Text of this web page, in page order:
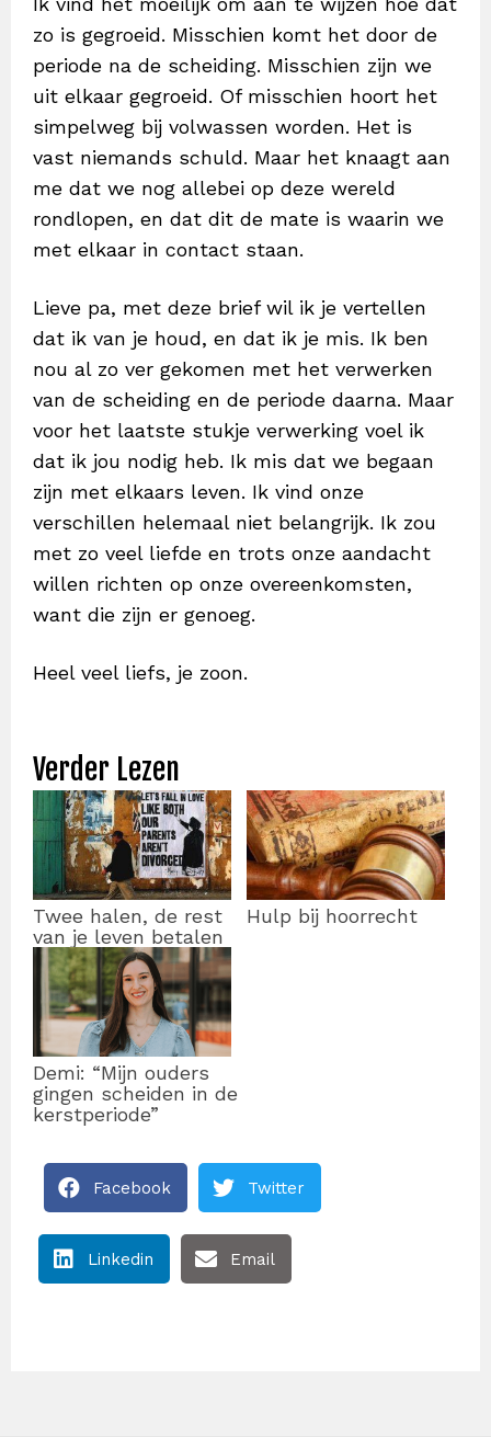
zo is gegroeid. Misschien komt het door de
periode na de scheiding. Misschien zijn we
uit elkaar gegroeid. Of misschien hoort het
simpelweg bij volwassen worden. Het is
vast niemands schuld. Maar het knaagt aan
me dat we nog allebei op deze wereld
rondlopen, en dat dit de mate is waarin we
met elkaar in contact staan.
Lieve pa, met deze brief wil ik je vertellen
dat ik van je houd, en dat ik je mis. Ik ben
nou al zo ver gekomen met het verwerken
van de scheiding en de periode daarna. Maar
voor het laatste stukje verwerking voel ik
dat ik jou nodig heb. Ik mis dat we begaan
zijn met elkaars leven. Ik vind onze
verschillen helemaal niet belangrijk. Ik zou
met zo veel liefde en trots onze aandacht
willen richten op onze overeenkomsten,
want die zijn er genoeg.
Heel veel liefs, je zoon.
Verder Lezen
Twee halen, de rest
van je leven betalen
Hulp bij hoorrecht
Demi: “Mijn ouders
gingen scheiden in de
kerstperiode”
Facebook Twitter
Linkedin Email